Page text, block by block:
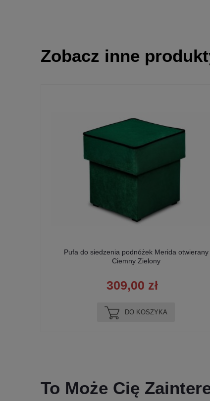
Zobacz inne
Pufa do siedzenia podnóżek Merida otwierany
Ciemny Zielony
309,00 zł
DO KOSZYKA
To Może Cię